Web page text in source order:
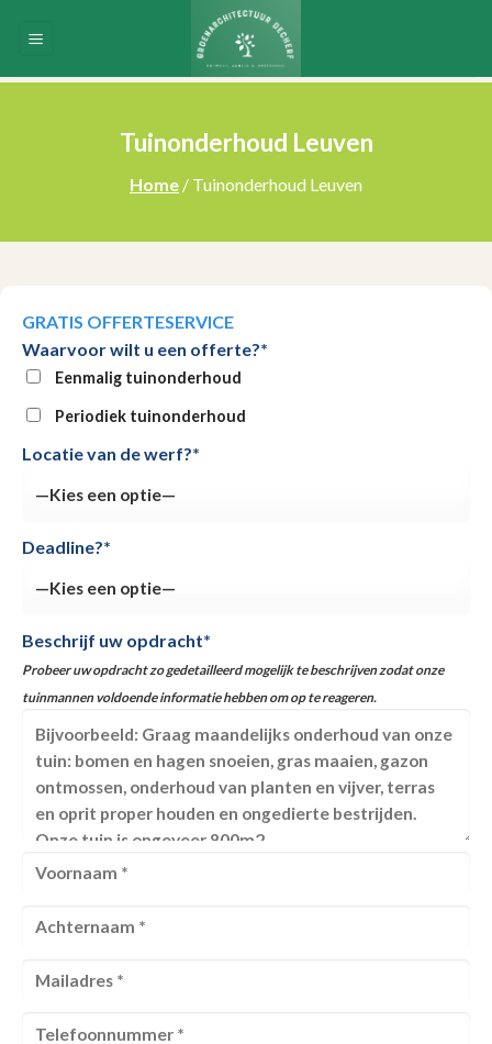
Tuinonderhoud Leuven
Home / Tuinonderhoud Leuven
GRATIS OFFERTESERVICE
Waarvoor wilt u een offerte?*
Eenmalig tuinonderhoud
Periodiek tuinonderhoud
Locatie van de werf?*
Deadline?*
Beschrijf uw opdracht*
Probeer uw opdracht zo gedetailleerd mogelijk te beschrijven zodat onze
tuinmannen voldoende informatie hebben om op te reageren.